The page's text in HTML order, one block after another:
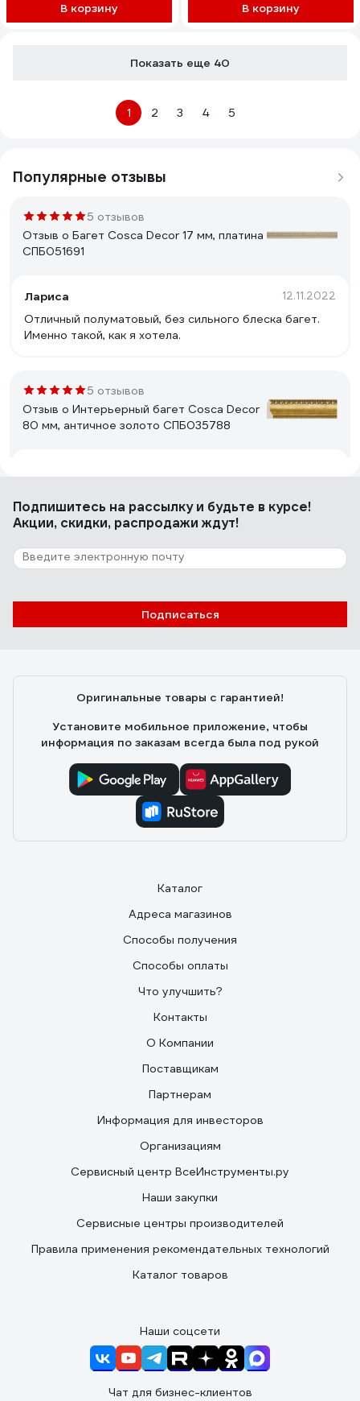
В корзину
В корзину
Показать еще 40
1 2 3 4 5
Популярные отзывы
5 отзывов
Отзыв о Багет Cosca Decor 17 мм, платина
СПБ051691
Лариса 12.11.2022
Отличный полуматовый, без сильного блеска багет.
Именно такой, как я хотела.
5 отзывов
Отзыв о Интерьерный багет Cosca Decor
80 мм, античное золото СПБ035788
1 отзыв
Отзыв о Багет Decomaster 57x26x2900
Дмитрий 08.04.2025
Подпишитесь на рассылкуи будьте в курсе!
Акции, скидки, распродажи ждут!
Подписаться
Оригинальные товары с гарантией!
Установите мобильное приложение, чтобы
информация по заказам всегда была под рукой
Каталог
Адреса магазинов
Способы получения
Способы оплаты
Что улучшить?
Контакты
О Компании
Поставщикам
Партнерам
Информация для инвесторов
Организациям
Сервисный центр ВсеИнструменты.ру
Наши закупки
Сервисные центры производителей
Правила применения рекомендательных технологий
Каталог товаров
Наши соцсети
Чат для бизнес-клиентов